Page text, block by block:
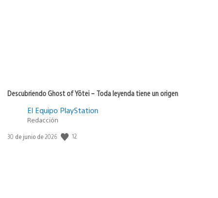
Descubriendo Ghost of Yōtei – Toda leyenda tiene un origen
El Equipo PlayStation
Redacción
Fecha
30 de junio de 2026 12